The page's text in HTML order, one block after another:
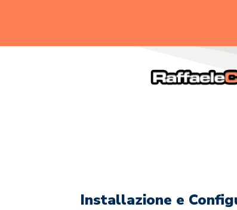
Installazione e